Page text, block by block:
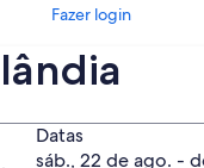
Datas
sáb., 22 de ago. -
Fazer login
pelos